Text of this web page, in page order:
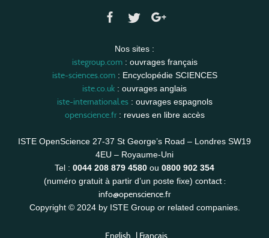
Nos sites :
istegroup.com: ouvrages français
iste-sciences.com: Encyclopédie SCIENCES
iste.co.uk : ouvrages anglais
iste-international.es: ouvrages espagnols
openscience.fr: revues en libre accès
ISTE OpenScience 27-37 St George’s Road – Londres SW19
4EU – Royaume-Uni
Tel : 0044 208 879 4580 ou 0800 902 354
(numéro gratuit à partir d’un poste fixe) contact :
info@openscience.fr
Copyright © 2024 by ISTE Group or related companies.
English | Français